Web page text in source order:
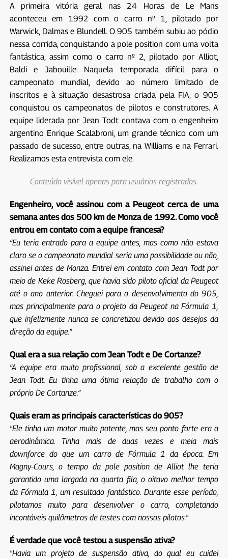
A primeira vitória geral nas 24 Horas de Le Mans
aconteceu em 1992 com o carro nº 1, pilotado por
Warwick, Dalmas e Blundell. O 905 também subiu ao pódio
nessa corrida, conquistando a pole position com uma volta
fantástica, assim como o carro nº 2, pilotado por Alliot,
Baldi e Jabouille. Naquela temporada difícil para o
campeonato mundial, devido ao número limitado de
inscritos e à situação desastrosa criada pela FIA, o 905
conquistou os campeonatos de pilotos e construtores. A
equipe liderada por Jean Todt contava com o engenheiro
argentino Enrique Scalabroni, um grande técnico com um
passado de sucesso, entre outras, na Williams e na Ferrari.
Realizamos esta entrevista com ele.
Conteúdo visível apenas para usuários registrados.
Engenheiro, você assinou com a Peugeot cerca de uma
semana antes dos 500 km de Monza de 1992. Como você
entrou em contato com a equipe francesa?
“Eu teria entrado para a equipe antes, mas como não estava
claro se o campeonato mundial seria uma possibilidade ou não,
assinei antes de Monza. Entrei em contato com Jean Todt por
meio de Keke Rosberg, que havia sido piloto oficial da Peugeot
até o ano anterior. Cheguei para o desenvolvimento do 905,
mas principalmente para o projeto da Peugeot na Fórmula 1,
que infelizmente nunca se concretizou devido aos desejos da
direção da equipe.”
Qual era a sua relação com Jean Todt e De Cortanze?
“A equipe era muito profissional, sob a excelente gestão de
Jean Todt. Eu tinha uma ótima relação de trabalho com o
próprio De Cortanze.”
Quais eram as principais características do 905?
"Ele tinha um motor muito potente, mas seu ponto forte era a
aerodinâmica. Tinha mais de duas vezes e meia mais
downforce do que um carro de Fórmula 1 da época. Em
Magny-Cours, o tempo da pole position de Alliot lhe teria
garantido uma largada na quarta fila, o oitavo melhor tempo
da Fórmula 1, um resultado fantástico. Durante esse período,
pilotamos muito para desenvolver o carro, completando
incontáveis ​​quilômetros de testes com nossos pilotos."
É verdade que você testou a suspensão ativa?
"Havia um projeto de suspensão ativa, do qual eu cuidei